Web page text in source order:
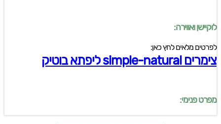
לוקיישן ואווירה:
לפרטים מלאים לחץ כאן:
צימרים simple-natural ליפתא בוטיק
מפרט פנימי: